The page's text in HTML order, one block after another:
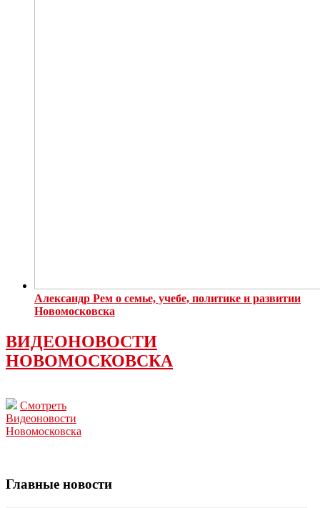
Александр Рем о семье, учебе, политике и развитии
Новомосковска
ВИДЕОНОВОСТИ
НОВОМОСКОВСКА
Смотреть
Видеоновости
Новомосковска
Главные новости